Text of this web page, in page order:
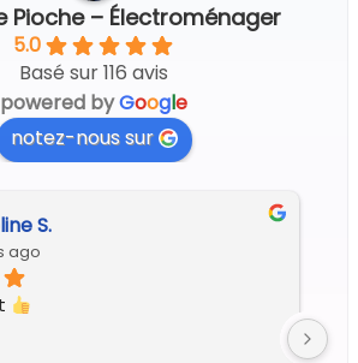
Pioche – Électroménager
5.0
Basé sur 116 avis
powered byGoogle
notez-nous sur
S.
ago